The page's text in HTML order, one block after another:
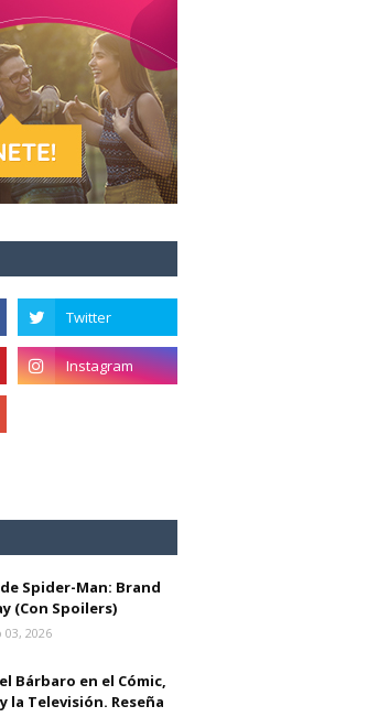
Spider-Man: Brand
(Con Spoilers)
03, 2026
Bárbaro en el Cómic,
la Televisión. Reseña